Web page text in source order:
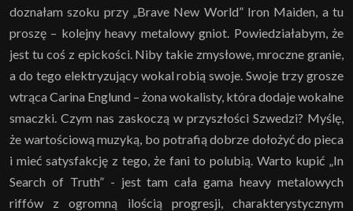
doznałam szoku przy „Brave New World” Iron Maiden, a tu
proszę – kolejny heavy metalowy gniot. Powiedziałabym, że
jest tu coś z epickości. Niby takie zmysłowe, mroczne granie,
a do tego elektryzujący wokal robią swoje. Swoje trzy grosze
wtrąca Carina Englund – żona wokalisty, która dodaje wokalne
smaczki. Czym nas zaskoczą w przyszłości Szwedzi? Myślę,
że wartościową muzyką, bo potrafią dobrze dołożyć do pieca
i mieć satysfakcję z tego, że fani to polubią. Warto kupić „In
Search of Truth” - jest tam cała gama heavy metalowych
riffów z ogromną ilością progresji, charakterystycznym